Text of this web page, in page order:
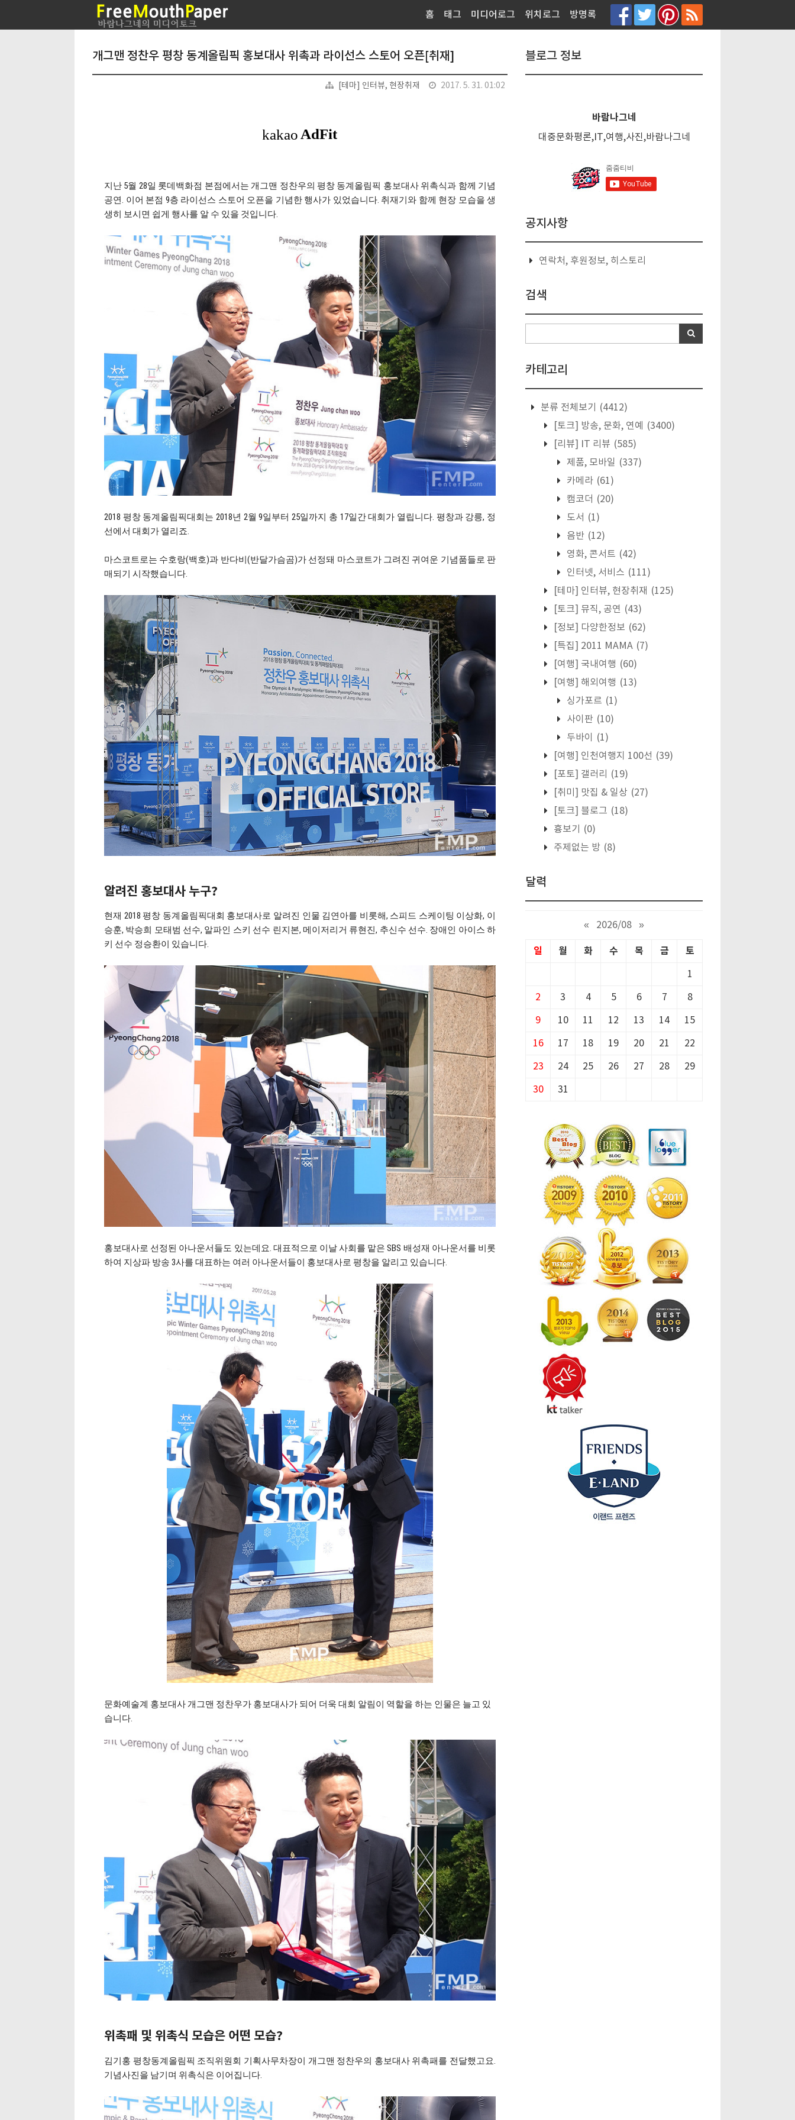
홈 태그 미디어로그 위치로그 방명록
개그맨 정찬우 평창 동계올림픽 홍보대사 위촉과 라이선스 스토어 오픈[취재]
[테마] 인터뷰, 현장취재 2017. 5. 31. 01:02
지난 5월 28일 롯데백화점 본점에서는 개그맨 정찬우의 평창 동계올림픽 홍보대사 위촉식과 함께 기념
공연. 이어 본점 9층 라이선스 스토어 오픈을 기념한 행사가 있었습니다. 취재기와 함께 현장 모습을 생
생히 보시면 쉽게 행사를 알 수 있을 것입니다.
2018 평창 동계올림픽대회는 2018년 2월 9일부터 25일까지 총 17일간 대회가 열립니다. 평창과 강릉, 정
선에서 대회가 열리죠.
마스코트로는 수호랑(백호)과 반다비(반달가슴곰)가 선정돼 마스코트가 그려진 귀여운 기념품들로 판
매되기 시작했습니다.
알려진 홍보대사 누구?
현재 2018 평창 동계올림픽대회 홍보대사로 알려진 인물 김연아를 비롯해, 스피드 스케이팅 이상화, 이
승훈, 박승희 모태범 선수, 알파인 스키 선수 린지본, 메이저리거 류현진, 추신수 선수. 장애인 아이스 하
키 선수 정승환이 있습니다.
홍보대사로 선정된 아나운서들도 있는데요. 대표적으로 이날 사회를 맡은 SBS 배성재 아나운서를 비롯
하여 지상파 방송 3사를 대표하는 여러 아나운서들이 홍보대사로 평창을 알리고 있습니다.
문화예술계 홍보대사 개그맨 정찬우가 홍보대사가 되어 더욱 대회 알림이 역할을 하는 인물은 늘고 있
습니다.
위촉패 및 위촉식 모습은 어떤 모습?
김기홍 평창동계올림픽 조직위원회 기획사무차장이 개그맨 정찬우의 홍보대사 위촉패를 전달했고요.
기념사진을 남기며 위촉식은 이어집니다.
블로그 정보
바람나그네
대중문화평론,IT,여행,사진,바람나그네
공지사항
연락처, 후원정보, 히스토리
검색
카테고리
분류 전체보기
(4412)
[토크] 방송, 문화, 연예
(3400)
[리뷰] IT 리뷰 (585)
제품, 모바일 (337)
카메라 (61)
캠코더 (20)
도서 (1)
음반 (12)
영화, 콘서트 (42)
인터넷, 서비스 (111)
[테마] 인터뷰, 현장취재 (125)
[토크] 뮤직, 공연 (43)
[정보] 다양한정보 (62)
[특집] 2011 MAMA (7)
[여행] 국내여행 (60)
[여행] 해외여행 (13)
싱가포르 (1)
사이판 (10)
두바이
(1)
[여행] 인천여행지 100선 (39)
[포토] 갤러리
(19)
[취미] 맛집 & 일상 (27)
[토크] 블로그 (18)
흉보기
(0)
주제없는 방 (8)
달력
« 2026/08 »
일 월 화 수 목 금 토
1
2 3 4 5 6 7 8
9 10 11 12 13 14 15
16 17 18 19 20 21 22
23 24 25 26 27 28 29
30 31